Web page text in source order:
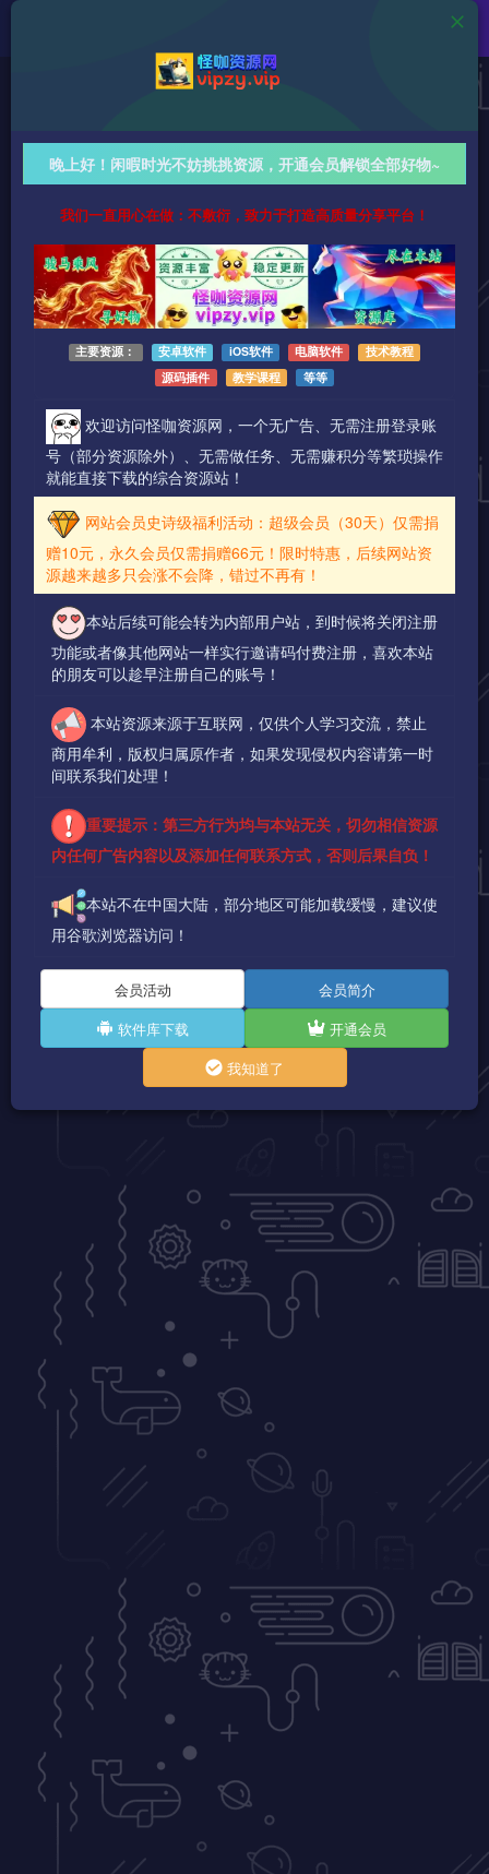
【2025-7-31】心动放映厅｜每日随机精选小姐姐视频
分享，赏心悦目！
523字 阅读时长约3分钟 2025-07-31 更新
作者：怪咖
热度：31
0条评论 作者已发布3745篇文章
晚上好！闲暇时光不妨挑挑资源，开通会员解锁全部好物~
我们一直用心在做：不敷衍，致力于打造高质量分享平台！
主要资源： 安卓软件 iOS软件 电脑软件
技术教程
源码插件
教学课程 等等
欢迎访问怪咖资源网，一个无广告、无需注册登录账
号（部分资源除外）、无需做任务、无需赚积分等繁琐操作
就能直接下载的综合资源站！
网站会员史诗级福利活动：超级会员（30天）仅需捐
赠10元，永久会员仅需捐赠66元！限时特惠，后续网站资
源越来越多只会涨不会降，错过不再有！
本站后续可能会转为内部用户站，到时候将关闭注册
功能或者像其他网站一样实行邀请码付费注册，喜欢本站
的朋友可以趁早注册自己的账号！
本站资源来源于互联网，仅供个人学习交流，禁止
商用牟利，版权归属原作者，如果发现侵权内容请第一时
间联系我们处理！
重要提示：第三方行为均与本站无关，切勿相信资源
内任何广告内容以及添加任何联系方式，否则后果自负！
本站不在中国大陆，部分地区可能加载缓慢，建议使
用谷歌浏览器访问！
会员活动
会员简介
软件库下载
开通会员
我知道了